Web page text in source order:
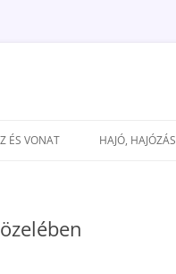
a
ÉS VONAT HAJÓ, HAJÓZÁS